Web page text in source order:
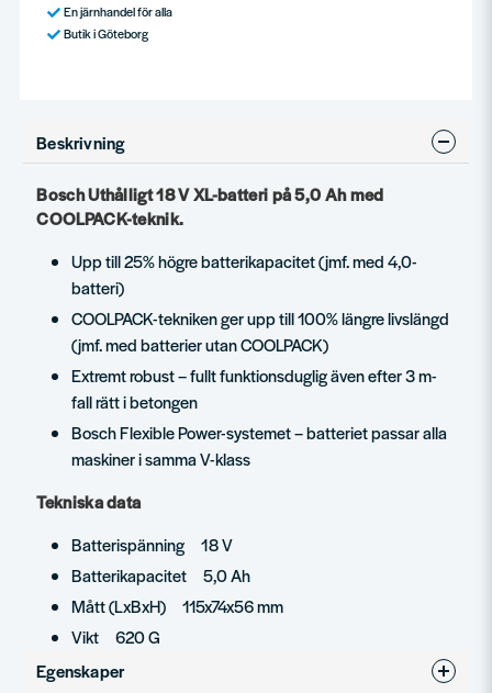
En järnhandel för alla
Butik i Göteborg
Beskrivning
Bosch Uthålligt 18 V XL-batteri på 5,0 Ah med
COOLPACK-teknik.
Upp till 25% högre batterikapacitet (jmf. med 4,0-
batteri)
COOLPACK-tekniken ger upp till 100% längre livslängd
(jmf. med batterier utan COOLPACK)
Extremt robust – fullt funktionsduglig även efter 3 m-
fall rätt i betongen
Bosch Flexible Power-systemet – batteriet passar alla
maskiner i samma V-klass
Tekniska data
Batterispänning 18 V
Batterikapacitet 5,0 Ah
Mått (LxBxH) 115x74x56 mm
Vikt 620 G
Egenskaper